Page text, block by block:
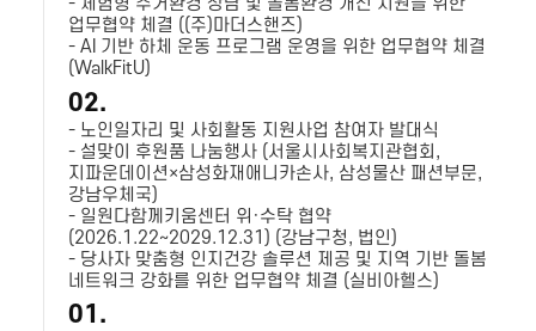
- 체험형 주거환경 상담 및 돌봄환경 개선 지원을 위한
업무협약 체결 ((주)마더스핸즈)
- AI 기반 하체 운동 프로그램 운영을 위한 업무협약 체결
(WalkFitU)
02.
- 노인일자리 및 사회활동 지원사업 참여자 발대식
- 설맞이 후원품 나눔행사 (서울시사회복지관협회,
지파운데이션×삼성화재애니카손사, 삼성물산 패션부문,
강남우체국)
- 일원다함께키움센터 위·수탁 협약
(2026.1.22~2029.12.31) (강남구청, 법인)
- 당사자 맞춤형 인지건강 솔루션 제공 및 지역 기반 돌봄
네트워크 강화를 위한 업무협약 체결 (실비아헬스)
01.